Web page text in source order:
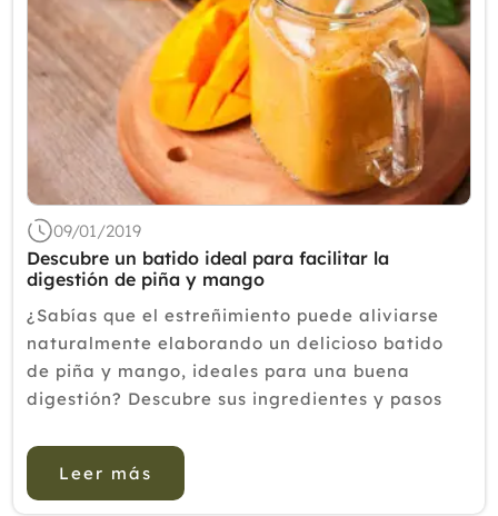
09/01/2019
Descubre un batido ideal para facilitar la
digestión de piña y mango
¿Sabías que el estreñimiento puede aliviarse
naturalmente elaborando un delicioso batido
de piña y mango, ideales para una buena
digestión? Descubre sus ingredientes y pasos
sucede que unas digestiones las hacemos de
manera más ligera, casi sin e...
Leer más